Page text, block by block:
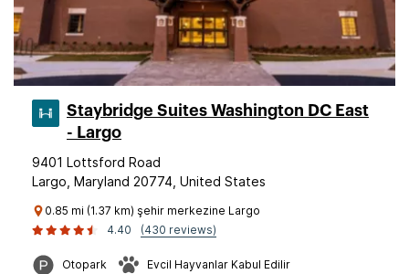
Staybridge Suites Washington DC East
- Largo
9401 Lottsford Road
Largo, Maryland 20774, United States
0.85 mi (1.37 km) şehir merkezine Largo
4.40
(430 reviews)
Otopark Evcil Hayvanlar Kabul Edilir